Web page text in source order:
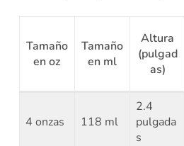
Tamaño
en oz
Tamaño
en ml
Altura
(pulgad
as)
4 onzas 118 ml
2.4
pulgada
s